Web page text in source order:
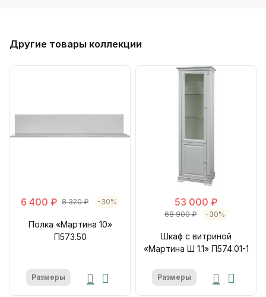
Другие товары коллекции
6 400 ₽ 8 320 ₽ -30%
Полка «Мартина 10»
П573.50
Размеры
53 000 ₽
68 900 ₽ -30%
Шкаф с витриной
«Мартина Ш 1.1» П574.01-1
Размеры